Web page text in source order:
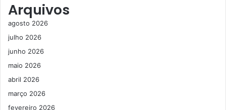
Arquivos
agosto 2026
julho 2026
junho 2026
maio 2026
abril 2026
março 2026
fevereiro 2026